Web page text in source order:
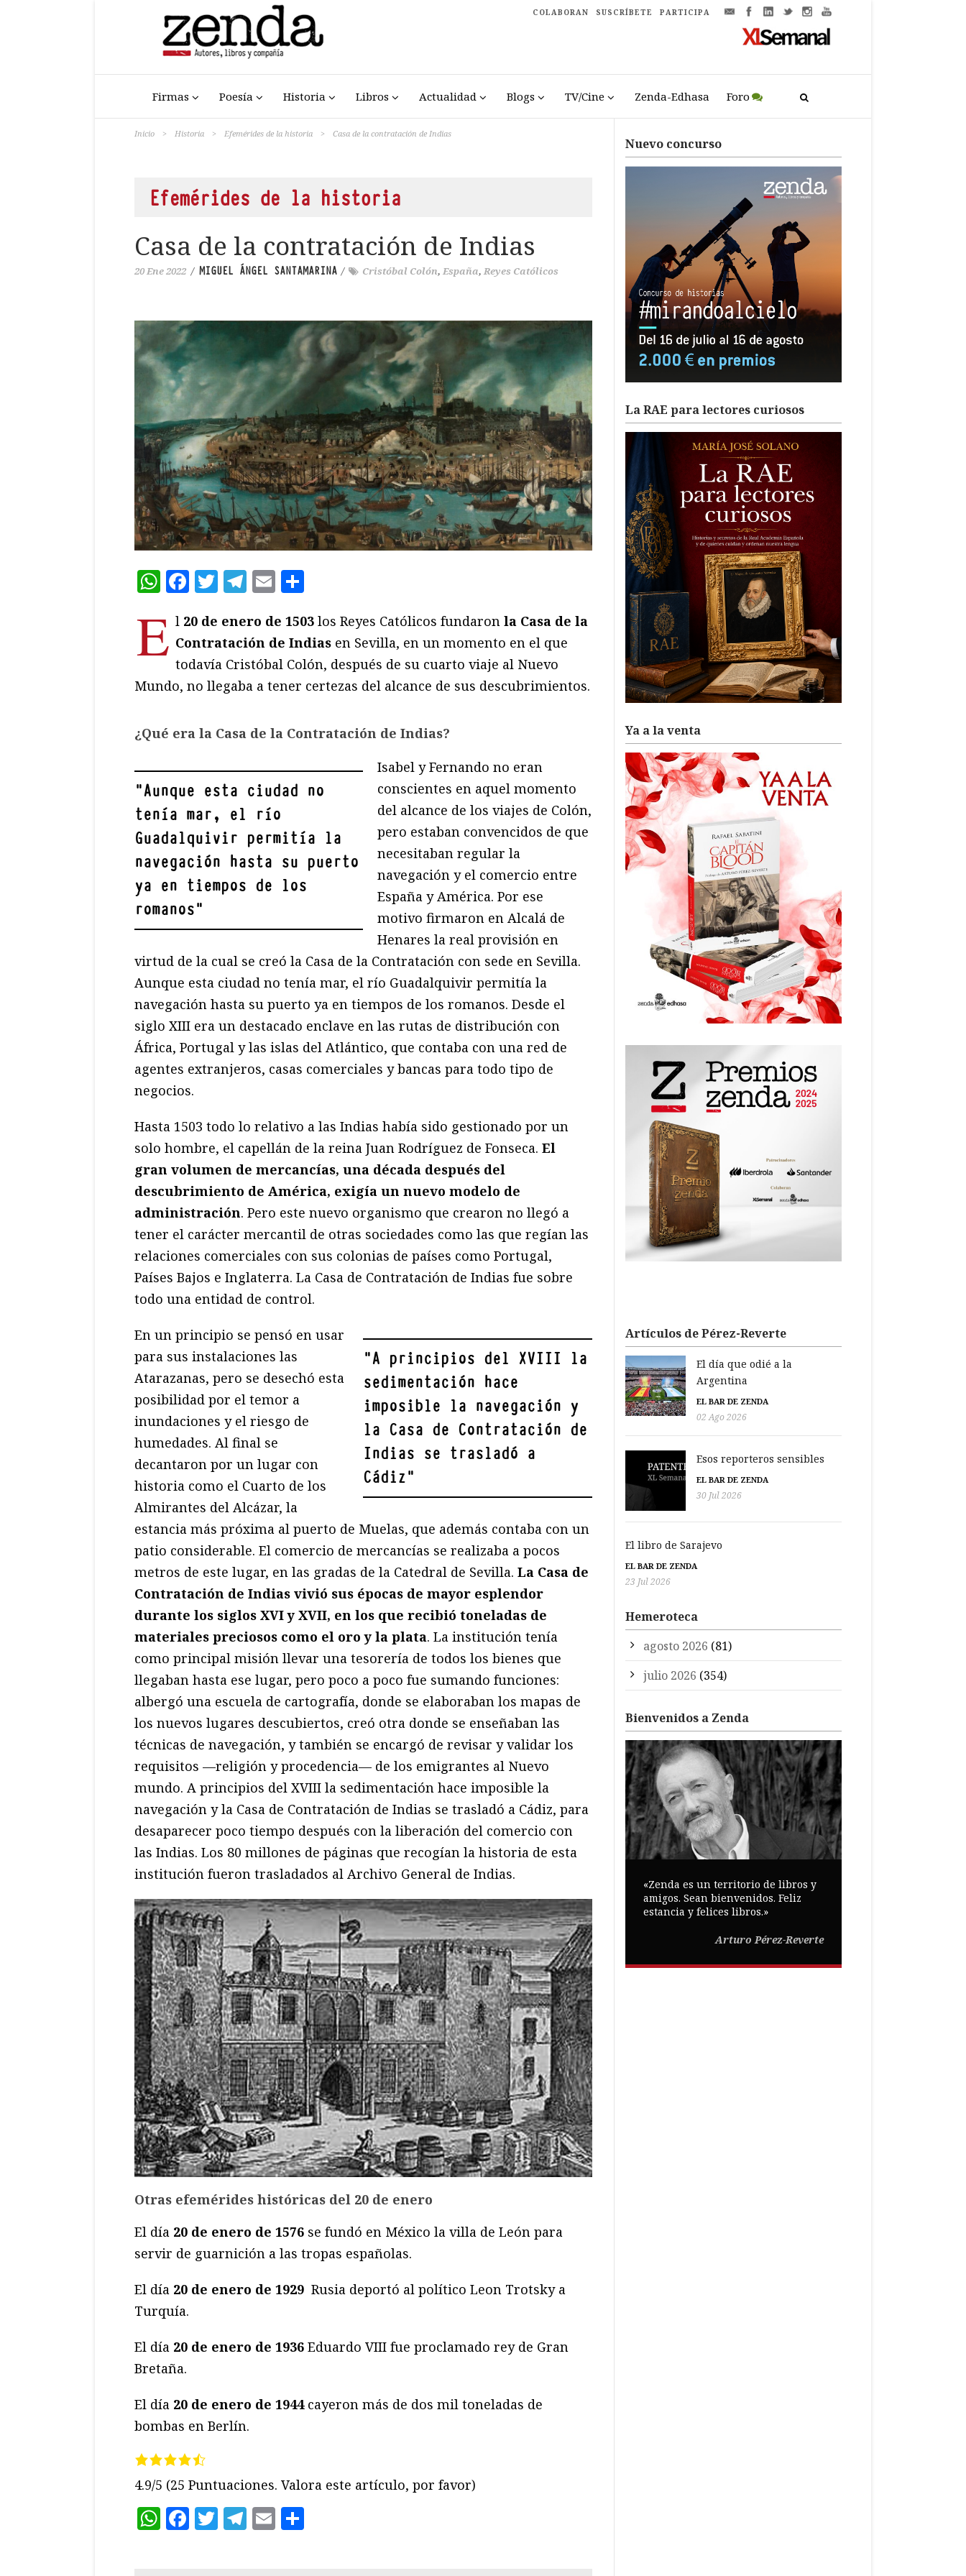
COLABORAN SUSCRÍBETE PARTICIPA
Firmas Poesía Historia Libros Actualidad Blogs TV/Cine Zenda-Edhasa Foro
Inicio > Historia > Efemérides de la historia > Casa de la contratación de Indias
Efemérides de la historia
Casa de la contratación de Indias
20 Ene 2022 / MIGUEL ÁNGEL SANTAMARINA / Cristóbal Colón, España, Reyes Católicos
WhatsApp
Facebook
Twitter
Telegram
Email
E l 20 de enero de 1503 los Reyes Católicos fundaron la Casa de la
Contratación de Indias en Sevilla, en un momento en el que
todavía Cristóbal Colón, después de su cuarto viaje al Nuevo
Mundo, no llegaba a tener certezas del alcance de sus descubrimientos.
¿Qué era la Casa de la Contratación de Indias?
"Aunque esta ciudad no
tenía mar, el río
Guadalquivir permitía la
navegación hasta su puerto
ya en tiempos de los
romanos"
Isabel y Fernando no eran
conscientes en aquel momento
del alcance de los viajes de Colón,
pero estaban convencidos de que
necesitaban regular la
navegación y el comercio entre
España y América. Por ese
motivo firmaron en Alcalá de
Henares la real provisión en
virtud de la cual se creó la Casa de la Contratación con sede en Sevilla.
Aunque esta ciudad no tenía mar, el río Guadalquivir permitía la
navegación hasta su puerto ya en tiempos de los romanos. Desde el
siglo XIII era un destacado enclave en las rutas de distribución con
África, Portugal y las islas del Atlántico, que contaba con una red de
agentes extranjeros, casas comerciales y bancas para todo tipo de
negocios.
Hasta 1503 todo lo relativo a las Indias había sido gestionado por un
solo hombre, el capellán de la reina Juan Rodríguez de Fonseca. El
gran volumen de mercancías, una década después del
descubrimiento de América, exigía un nuevo modelo de
administración. Pero este nuevo organismo que crearon no llegó a
tener el carácter mercantil de otras sociedades como las que regían las
relaciones comerciales con sus colonias de países como Portugal,
Países Bajos e Inglaterra. La Casa de Contratación de Indias fue sobre
todo una entidad de control.
"A principios del XVIII la
sedimentación hace
imposible la navegación y
la Casa de Contratación de
Indias se trasladó a
Cádiz"
En un principio se pensó en usar
para sus instalaciones las
Atarazanas, pero se desechó esta
posibilidad por el temor a
inundaciones y el riesgo de
humedades. Al final se
decantaron por un lugar con
historia como el Cuarto de los
Almirantes del Alcázar, la
estancia más próxima al puerto de Muelas, que además contaba con un
patio considerable. El comercio de mercancías se realizaba a pocos
metros de este lugar, en las gradas de la Catedral de Sevilla. La Casa de
Contratación de Indias vivió sus épocas de mayor esplendor
durante los siglos XVI y XVII, en los que recibió toneladas de
materiales preciosos como el oro y la plata. La institución tenía
como principal misión llevar una tesorería de todos los bienes que
llegaban hasta ese lugar, pero poco a poco fue sumando funciones:
albergó una escuela de cartografía, donde se elaboraban los mapas de
los nuevos lugares descubiertos, creó otra donde se enseñaban las
técnicas de navegación, y también se encargó de revisar y validar los
requisitos —religión y procedencia— de los emigrantes al Nuevo
mundo. A principios del XVIII la sedimentación hace imposible la
navegación y la Casa de Contratación de Indias se trasladó a Cádiz, para
desaparecer poco tiempo después con la liberación del comercio con
las Indias. Los 80 millones de páginas que recogían la historia de esta
institución fueron trasladados al Archivo General de Indias.
Otras efemérides históricas del 20 de enero
El día 20 de enero de 1576 se fundó en México la villa de León para
servir de guarnición a las tropas españolas.
El día 20 de enero de 1929 Rusia deportó al político Leon Trotsky a
Turquía.
El día 20 de enero de 1936 Eduardo VIII fue proclamado rey de Gran
Bretaña.
El día 20 de enero de 1944cayeron más de dos mil toneladas de
bombas en Berlín.
4.9/5 (25 Puntuaciones. Valora este artículo, por favor)
WhatsApp
Facebook
Twitter
Telegram
Email
Nuevo concurso
La RAE para lectores curiosos
Ya a la venta
Artículos de Pérez-Reverte
El día que odié a la
Argentina
EL BAR DE ZENDA
02 Ago 2026
Esos reporteros sensibles
EL BAR DE ZENDA
30 Jul 2026
El libro de Sarajevo
EL BAR DE ZENDA
23 Jul 2026
Hemeroteca
agosto 2026 (81)
julio 2026 (354)
Bienvenidos a Zenda
«Zenda es un territorio de libros y
amigos. Sean bienvenidos. Feliz
estancia y felices libros.»
Arturo Pérez-Reverte